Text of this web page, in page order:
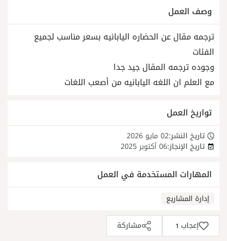
وصف العمل
ترجمه مقال عن الحضاره اليابانيه بسعر مناسب لجميع
الفئات
وجوده ترجمه المقال جيد جدا
مع العلم ان اللغه اليابانيه من أصعب اللغات
تواريخ العمل
تاريخ النشر:02 مايو 2026
تاريخ الإنجاز:06 أكتوبر 2025
المهارات المستخدمة في العمل
إدارة المشاريع
إعجاب 1 مشاركة